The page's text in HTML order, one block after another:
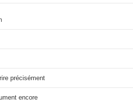
précisément
encore